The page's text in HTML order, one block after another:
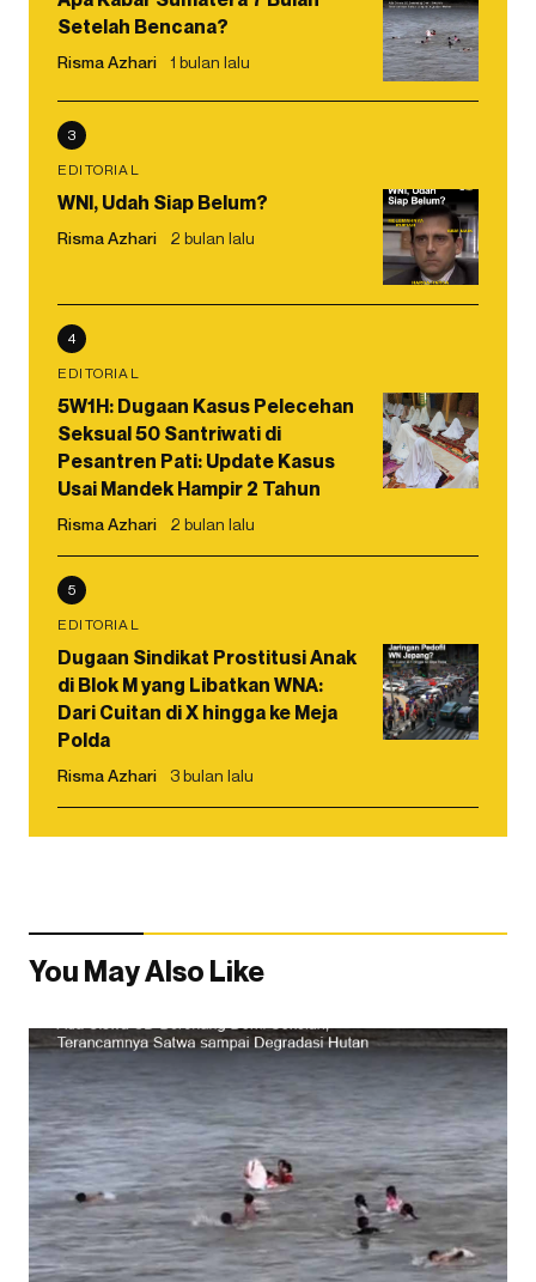
Setelah Bencana?
Risma Azhari 1 bulan lalu
3
EDITORIAL
WNI, Udah Siap Belum?
Risma Azhari 2 bulan lalu
4
EDITORIAL
5W1H: Dugaan Kasus Pelecehan
Seksual 50 Santriwati di
Pesantren Pati: Update Kasus
Usai Mandek Hampir 2 Tahun
Risma Azhari 2 bulan lalu
5
EDITORIAL
Dugaan Sindikat Prostitusi Anak
di Blok M yang Libatkan WNA:
Dari Cuitan di X hingga ke Meja
Polda
Risma Azhari 3 bulan lalu
You May Also Like